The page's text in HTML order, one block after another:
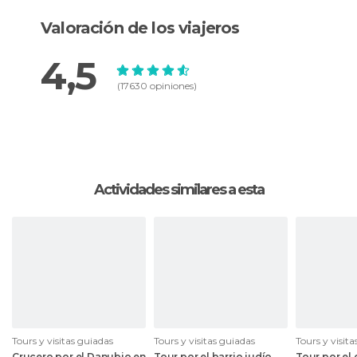
Valoración de los viajeros
4,5 (17630 opiniones)
Actividades similares a esta
Tours y visitas guiadas
Tours y visitas guiadas
Tours y